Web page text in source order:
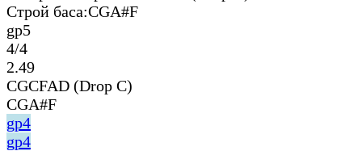
Строй баса:CGA#F
gp5
4/4
2.49
CGCFAD (Drop C)
CGA#F
gp4
gp4